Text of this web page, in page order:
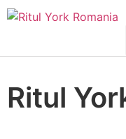
Ritul